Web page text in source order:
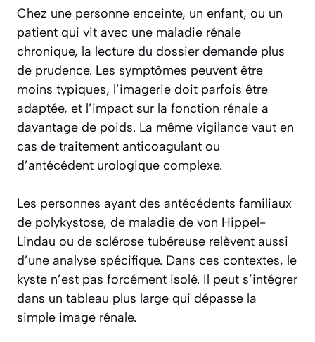
Chez une personne enceinte, un enfant, ou un
patient qui vit avec une maladie rénale
chronique, la lecture du dossier demande plus
de prudence. Les symptômes peuvent être
moins typiques, l’imagerie doit parfois être
adaptée, et l’impact sur la fonction rénale a
davantage de poids. La même vigilance vaut en
cas de traitement anticoagulant ou
d’antécédent urologique complexe.
Les personnes ayant des antécédents familiaux
de polykystose, de maladie de von Hippel-
Lindau ou de sclérose tubéreuse relèvent aussi
d’une analyse spécifique. Dans ces contextes, le
kyste n’est pas forcément isolé. Il peut s’intégrer
dans un tableau plus large qui dépasse la
simple image rénale.